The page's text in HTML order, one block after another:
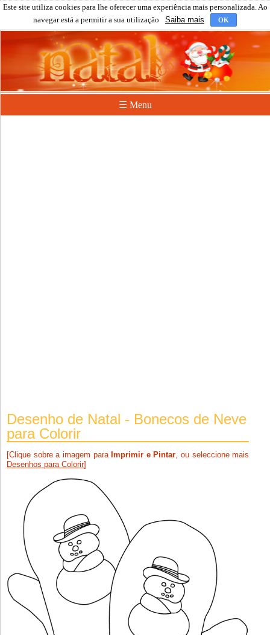
Este site utiliza cookies para lhe oferecer uma experiência mais personalizada. Ao
navegar está a permitir a sua utilização
Saiba mais OK
☰ Menu
Desenho de Natal - Bonecos de Neve
para Colorir
[Clique sobre a imagem para Imprimir e Pintar, ou seleccione mais
Desenhos para Colorir]